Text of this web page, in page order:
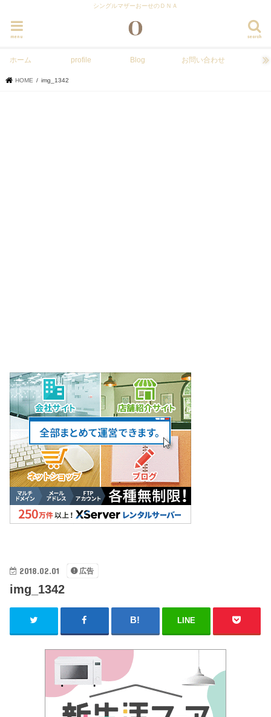
シングルマザーおーせのＤＮＡ
search
menu
ホーム profile Blog お問い合わせ
HOME img_1342
2018.02.01 広告
img_1342
LINE